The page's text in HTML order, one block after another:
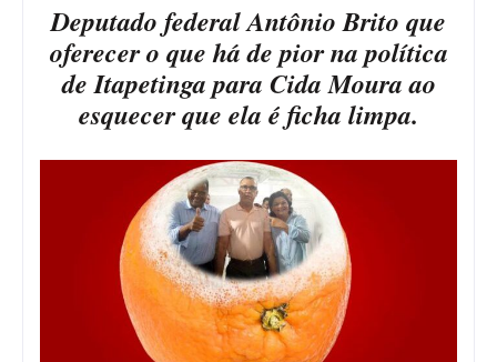
Deputado federal Antônio Brito que
oferecer o que há de pior na política
de Itapetinga para Cida Moura ao
esquecer que ela é ficha limpa.